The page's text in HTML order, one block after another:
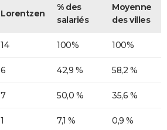
Lorentzen
% des
salariés
Moyenne
des villes
14 100% 100%
6 42,9 % 58,2 %
7 50,0 % 35,6 %
1 7,1 % 0,9 %